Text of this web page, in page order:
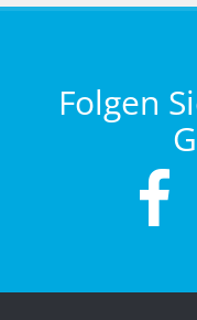
Folgen